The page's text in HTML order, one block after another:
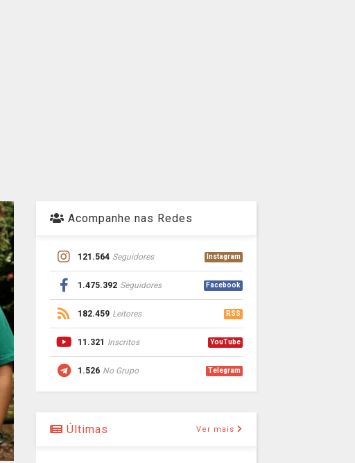
Acompanhe nas Redes
121.564 Seguidores Instagram
1.475.392 Seguidores Facebook
182.459 Leitores RSS
11.321 Inscritos YouTube
1.526 No Grupo Telegram
Últimas Ver mais